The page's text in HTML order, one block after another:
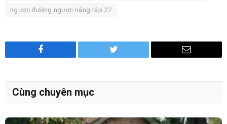
ngược đường ngược nắng tập 27
Facebook Twitter Email
Cùng chuyên mục